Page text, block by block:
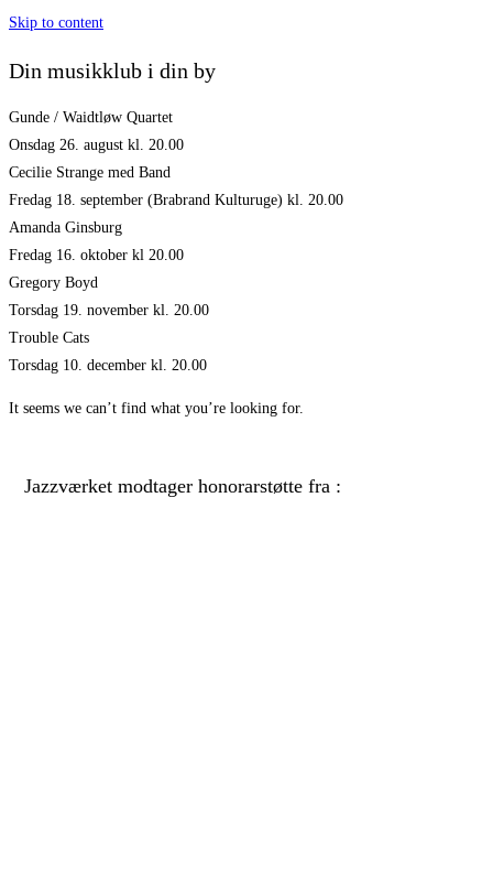
Skip to content
Din musikklub i din by
Gunde / Waidtløw Quartet
Onsdag 26. august kl. 20.00
Cecilie Strange med Band
Fredag 18. september (Brabrand Kulturuge) kl. 20.00
Amanda Ginsburg
Fredag 16. oktober kl 20.00
Gregory Boyd
Torsdag 19. november kl. 20.00
Trouble Cats
Torsdag 10. december kl. 20.00
It seems we can’t find what you’re looking for.
Jazzværket modtager honorarstøtte fra :